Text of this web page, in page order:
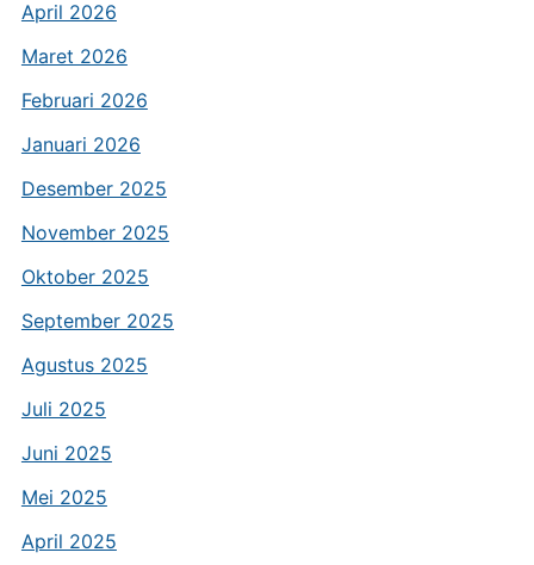
April 2026
Maret 2026
Februari 2026
Januari 2026
Desember 2025
November 2025
Oktober 2025
September 2025
Agustus 2025
Juli 2025
Juni 2025
Mei 2025
April 2025